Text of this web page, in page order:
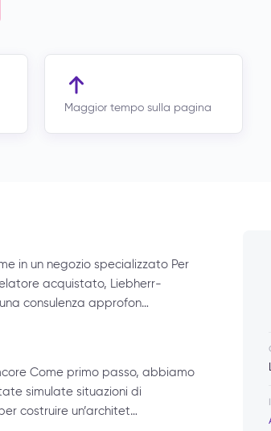
Maggior tempo sulla pagina
in un negozio specializzato Per
acquistato, Liebherr-
consulenza approfon…
Come primo passo, abbiamo
simulate situazioni di
costruire un’architet…